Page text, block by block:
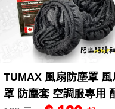
TUMAX 風扇防塵罩 風
罩 防塵套 空調服專用